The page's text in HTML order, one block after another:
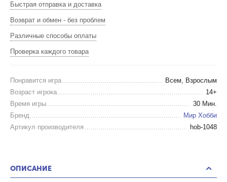
Быстрая отправка и доставка
Возврат и обмен - без проблем
Различные способы оплаты
Проверка каждого товара
Понравится игра
Всем, Взрослым
Возраст игрока
14+
Время игры
30 Мин.
Бренд
Мир Хобби
Артикул производителя
hob-1048
ОПИСАНИЕ